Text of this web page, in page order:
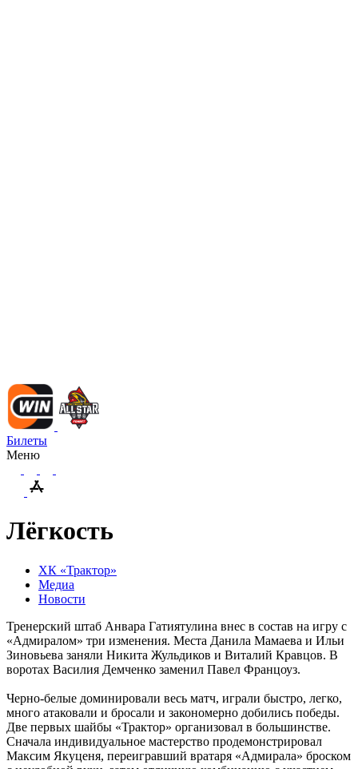
Билеты
Меню
Лёгкость
ХК «Трактор»
Медиа
Новости
Тренерский штаб Анвара Гатиятулина внес в состав на игру с
«Адмиралом» три изменения. Места Данила Мамаева и Ильи
Зиновьева заняли Никита Жульдиков и Виталий Кравцов. В
воротах Василия Демченко заменил Павел Францоуз.
Черно-белые доминировали весь матч, играли быстро, легко,
много атаковали и бросали и закономерно добились победы.
Две первых шайбы «Трактор» организовал в большинстве.
Сначала индивидуальное мастерство продемонстрировал
Максим Якуценя, переигравший вратаря «Адмирала» броском